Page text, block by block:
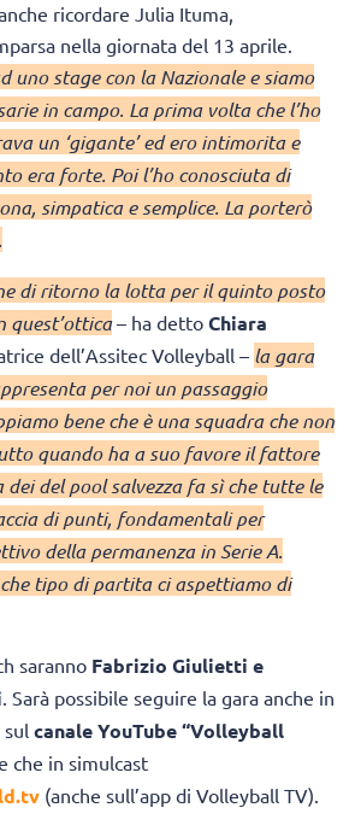
ricordare Julia Ituma,
nella giornata del 13 aprile.
uno stage con la Nazionale e siamo
in campo. La prima volta che l’ho
un ‘gigante’ ed ero intimorita e
era forte. Poi l’ho conosciuta di
simpatica e semplice. La porterò
di ritorno la lotta per il quinto posto
quest’ottica– ha detto Chiara
dell’Assitec Volleyball – la gara
per noi un passaggio
bene che è una squadra che non
quando ha a suo favore il fattore
dei del pool salvezza fa sì che tutte le
di punti, fondamentali per
della permanenza in Serie A.
tipo di partita ci aspettiamo di
saranno Fabrizio Giulietti e
. Sarà possibile seguire la gara anche in
canale YouTube “Volleyball
che in simulcast
(anche sull’app di Volleyball TV).